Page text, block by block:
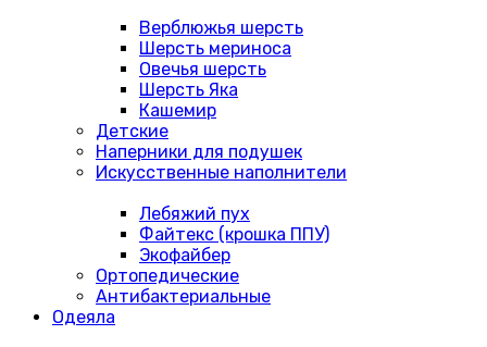
Верблюжья шерсть
Шерсть мериноса
Овечья шерсть
Шерсть Яка
Кашемир
Детские
Наперники для подушек
Искусственные наполнители
Лебяжий пух
Файтекс (крошка ППУ)
Экофайбер
Ортопедические
Антибактериальные
Одеяла